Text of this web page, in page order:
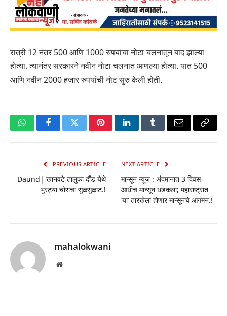
रात्री 12 नंतर 500 आणि 1000 रुपयांचा नोटा चलनातून बाद झाल्या
होत्या. त्यानंतर सरकारने नवीन नोटा चलनात आणल्या होत्या. यात 500
आणि नवीन 2000 हजार रुपयांची नोट सुरु केली होती.
WhatsAppFacebookTwitterPinterestLinkedInTumblrEmail Copy
PREVIOUS ARTICLE
Daund| खानवटे तालुका दौंड येथे
भुरट्या चोरांचा सुळसुळाट.!
NEXT ARTICLE
मान्सून न्यूज : अंदमानात 3 दिवस
आधीच मान्सून धडकला; महाराष्ट्रात
‘या’ तारखेला होणार मान्सूनचे आगमन.!
mahalokwani
Website